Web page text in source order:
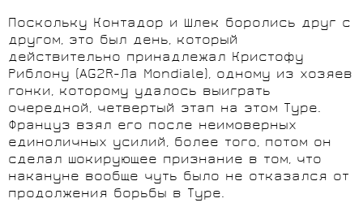
Поскольку Контадор и Шлек боролись друг с
другом, это был день, который
действительно принадлежал Кристофу
Риблону (AG2R-Ла Mondiale), одному из хозяев
гонки, которому удалось выиграть
очередной, четвертый этап на этом Туре.
Француз взял его после неимоверных
единоличных усилий, более того, потом он
сделал шокирующее признание в том, что
накануне вообще чуть было не отказался от
продолжения борьбы в Туре.